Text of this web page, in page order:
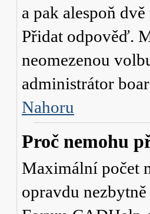
a pak alespoň
Přidat odpověď.
neomezenou
administrátor
Nahoru
Proč nemohu
Maximální počet
opravdu